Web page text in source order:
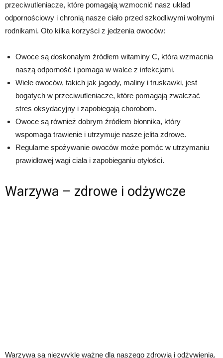
przeciwutleniacze, które pomagają wzmocnić nasz układ
odpornościowy i chronią nasze ciało przed szkodliwymi wolnymi
rodnikami. Oto kilka korzyści z jedzenia owoców:
Owoce są doskonałym źródłem witaminy C, która wzmacnia
naszą odporność i pomaga w walce z infekcjami.
Wiele owoców, takich jak jagody, maliny i truskawki, jest
bogatych w przeciwutleniacze, które pomagają zwalczać
stres oksydacyjny i zapobiegają chorobom.
Owoce są również dobrym źródłem błonnika, który
wspomaga trawienie i utrzymuje nasze jelita zdrowe.
Regularne spożywanie owoców może pomóc w utrzymaniu
prawidłowej wagi ciała i zapobieganiu otyłości.
Warzywa – zdrowe i odżywcze
Warzywa są niezwykle ważne dla naszego zdrowia i odżywienia.